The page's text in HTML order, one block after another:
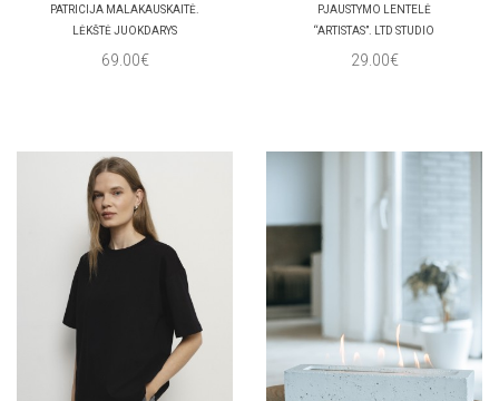
PATRICIJA MALAKAUSKAITĖ.
LĖKŠTĖ JUOKDARYS
69.00€
PJAUSTYMO LENTELĖ
“ARTISTAS”. LTD STUDIO
29.00€